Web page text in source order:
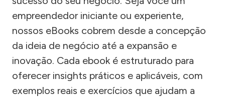
empreendedor iniciante ou experiente,
nossos eBooks cobrem desde a concepção
da ideia de negócio até a expansão e
inovação. Cada ebook é estruturado para
oferecer insights práticos e aplicáveis, com
exemplos reais e exercícios que ajudam a